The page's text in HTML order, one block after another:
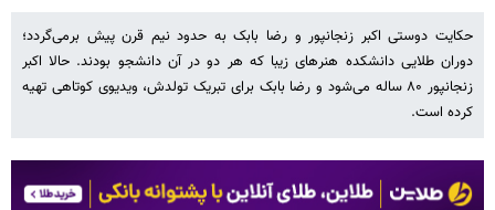
حکایت دوستی اکبر زنجانپور و رضا بابک به حدود نیم قرن پیش برمی‌گردد؛
دوران طلایی دانشکده هنرهای زیبا که هر دو در آن دانشجو بودند. حالا اکبر
زنجانپور ۸۰ ساله می‌شود و رضا بابک برای تبریک تولدش، ویدیوی کوتاهی تهیه
کرده است.